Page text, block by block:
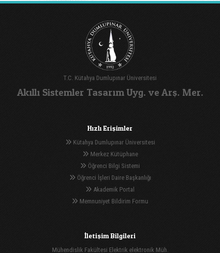
T.C. Kütahya Dumlupınar Üniversitesi
Akıllı Sistemler Tasarım Uyg. ve Arş. Mer.
Hızlı Erişimler
Kütahya Dumlupınar Üniversitesi
Merkez Kütüphane
Öğrenci Bilgi Sistemi
Öğrenci İşleri Daire Başkanlığı
Akademik Portal
Memnuniyet Bildirim Formu
İletişim Bilgileri
Mühendislik Fakültesi Elektrik elektronik Müh.